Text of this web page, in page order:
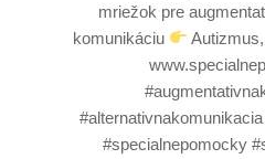
mriežok pre
komunikáciu
#specialnepomocky